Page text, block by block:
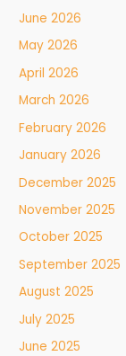
June 2026
May 2026
April 2026
March 2026
February 2026
January 2026
December 2025
November 2025
October 2025
September 2025
August 2025
July 2025
June 2025